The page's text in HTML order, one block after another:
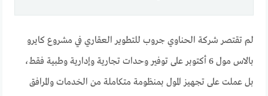
لم تقتصر شركة الحناوي جروب للتطوير العقاري في مشروع كايرو
بالاس مول 6 أكتوبر على توفير وحدات تجارية وإدارية وطبية فقط،
بل عملت على تجهيز المول بمنظومة متكاملة من الخدمات والمرافق